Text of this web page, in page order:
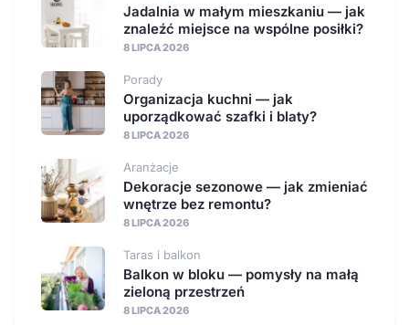
Jadalnia w małym mieszkaniu — jak
znaleźć miejsce na wspólne posiłki?
8 LIPCA 2026
Porady
Organizacja kuchni — jak
uporządkować szafki i blaty?
8 LIPCA 2026
Aranżacje
Dekoracje sezonowe — jak zmieniać
wnętrze bez remontu?
8 LIPCA 2026
Taras i balkon
Balkon w bloku — pomysły na małą
zieloną przestrzeń
8 LIPCA 2026